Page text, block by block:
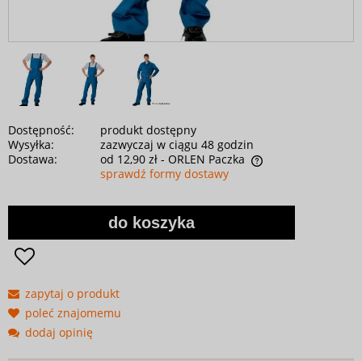
Dostępność:
produkt dostępny
Wysyłka:
zazwyczaj w ciągu 48 godzin
Dostawa:
od 12,90 zł - ORLEN Paczka
sprawdź formy dostawy
do koszyka
zapytaj o produkt
poleć znajomemu
dodaj opinię